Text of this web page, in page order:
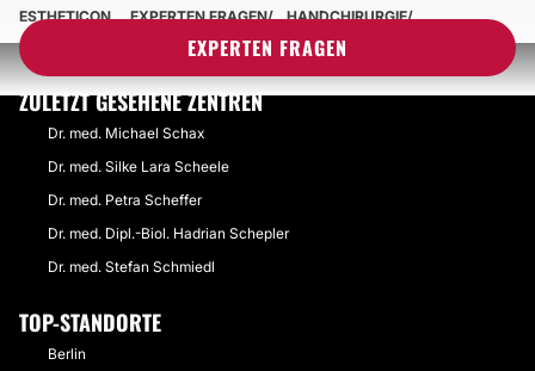
EXPERTEN FRAGEN
ESTHETICON EXPERTEN FRAGEN HANDCHIRURGIE
ZULETZT GESEHENE ZENTREN
Dr. med. Michael Schax
Dr. med. Silke Lara Scheele
Dr. med. Petra Scheffer
Dr. med. Dipl.-Biol. Hadrian Schepler
Dr. med. Stefan Schmiedl
TOP-STANDORTE
Berlin